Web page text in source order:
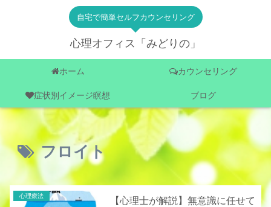
自宅で簡単セルフカウンセリング
心理オフィス「みどりの」
ホーム カウンセリング
症状別イメージ瞑想 ブログ
フロイト
心理療法
【心理士が解説】無意識に任せて